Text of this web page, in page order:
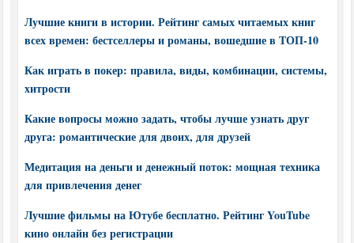
Лучшие книги в истории. Рейтинг самых читаемых книг
всех времен: бестселлеры и романы, вошедшие в ТОП-10
Как играть в покер: правила, виды, комбинации, системы,
хитрости
Какие вопросы можно задать, чтобы лучше узнать друг
друга: романтические для двоих, для друзей
Медитация на деньги и денежный поток: мощная техника
для привлечения денег
Лучшие фильмы на Ютубе бесплатно. Рейтинг YouTube
кино онлайн без регистрации